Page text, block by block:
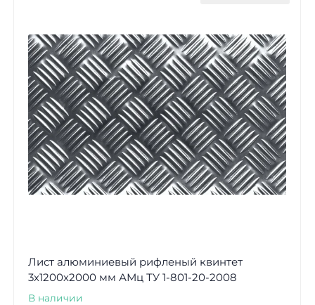
Лист алюминиевый рифленый квинтет
3х1200х2000 мм АМц ТУ 1-801-20-2008
В наличии